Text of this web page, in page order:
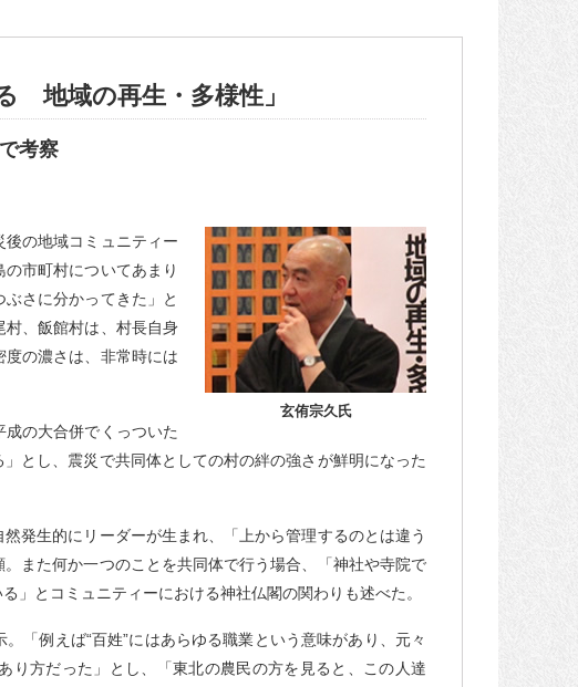
地域の再生・多様性」
考察
玄侑宗久氏
の地域コミュニティー
市町村についてあまり
さに分かってきた」と
、飯館村は、村長自身
の濃さは、非常時には
の大合併でくっついた
とし、震災で共同体としての村の絆の強さが鮮明になった
発生的にリーダーが生まれ、「上から管理するのとは違う
また何か一つのことを共同体で行う場合、「神社や寺院で
」とコミュニティーにおける神社仏閣の関わりも述べた。
「例えば“百姓”にはあらゆる職業という意味があり、元々
り方だった」とし、「東北の農民の方を見ると、この人達